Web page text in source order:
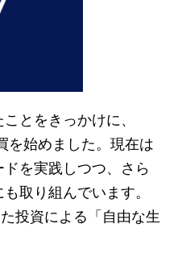
とをきっかけに、
を始めました。現在は
を実践しつつ、さら
取り組んでいます。
投資による「自由な生